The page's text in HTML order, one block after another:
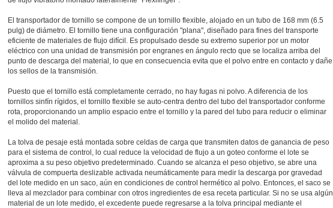
El transportador de tornillo se compone de un tornillo flexible, alojado en un tubo de 168 mm (6.5
pulg) de diámetro. El tornillo tiene una configuración "plana", diseñado para fines del transporte
eficiente de materiales de flujo difícil. Es propulsado desde su extremo superior por un motor
eléctrico con una unidad de transmisión por engranes en ángulo recto que se localiza arriba del
punto de descarga del material, lo que en consecuencia evita que el polvo entre en contacto y dañe
los sellos de la transmisión.
Puesto que el tornillo está completamente cerrado, no hay fugas ni polvo. A diferencia de los
tornillos sinfín rígidos, el tornillo flexible se auto-centra dentro del tubo del transportador conforme
rota, proporcionando un amplio espacio entre el tornillo y la pared del tubo para reducir o eliminar
el molido del material.
La tolva de pesaje está montada sobre celdas de carga que transmiten datos de ganancia de peso
para el sistema de control, lo cual reduce la velocidad de flujo a un goteo conforme el lote se
aproxima a su peso objetivo predeterminado. Cuando se alcanza el peso objetivo, se abre una
válvula de compuerta deslizable activada neumáticamente para medir la descarga por gravedad
del lote medido en un saco, aún en condiciones de control hermético al polvo. Entonces, el saco se
lleva al mezclador para combinar con otros ingredientes de esa receta particular. Si no se usa algún
material de un lote medido, el excedente puede regresarse a la tolva principal mediante el